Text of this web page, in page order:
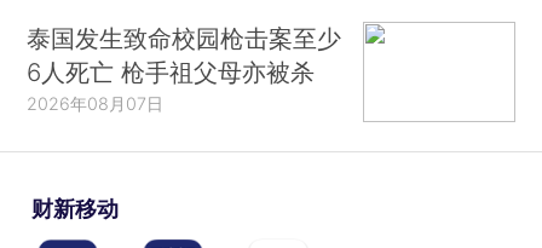
泰国发生致命校园枪击案至少
6人死亡 枪手祖父母亦被杀
2026年08月07日
财新移动